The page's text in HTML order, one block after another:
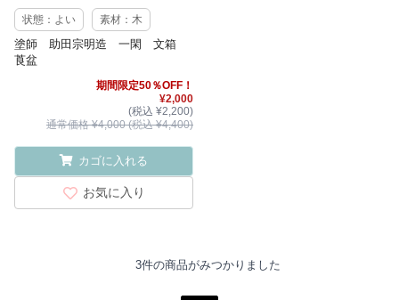
状態：よい 素材：木
塗師 助田宗明造 一閑 文箱
莨盆
期間限定50％OFF！
¥2,000
(税込 ¥2,200)
通常価格 ¥4,000 (税込 ¥4,400)
カゴに入れる
お気に入り
3件の商品がみつかりました